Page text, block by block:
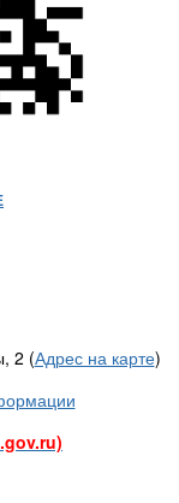
2 (Адрес на карте)